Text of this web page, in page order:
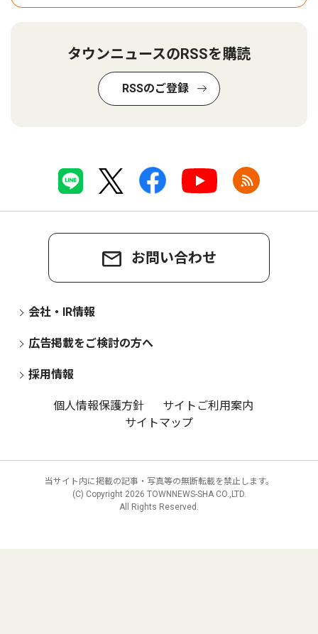
タウンニュースのRSSを購読
RSSのご登録
お問い合わせ
会社・IR情報
広告掲載をご検討の方へ
採用情報
個人情報保護方針
サイトご利用案内
サイトマップ
当サイト内に掲載の記事・写真等の無断転載を禁止します。
(C) Copyright 2026 TOWNNEWS-SHA CO.,LTD.
All Rights Reserved.